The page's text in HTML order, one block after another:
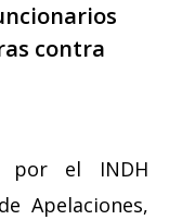
contra
por el INDH
Apelaciones,